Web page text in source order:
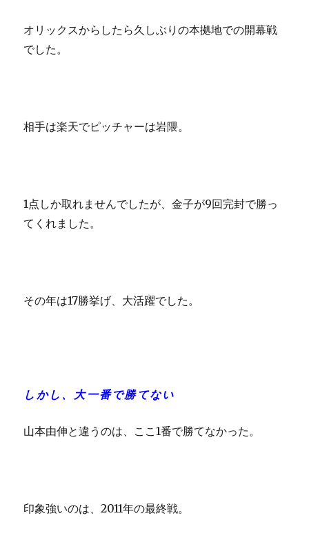
オリックスからしたら久しぶりの本拠地での開幕戦
でした。
相手は楽天でピッチャーは岩隈。
1点しか取れませんでしたが、金子が9回完封で勝っ
てくれました。
その年は17勝挙げ、大活躍でした。
しかし、大一番で勝てない
山本由伸と違うのは、ここ1番で勝てなかった。
印象強いのは、2011年の最終戦。